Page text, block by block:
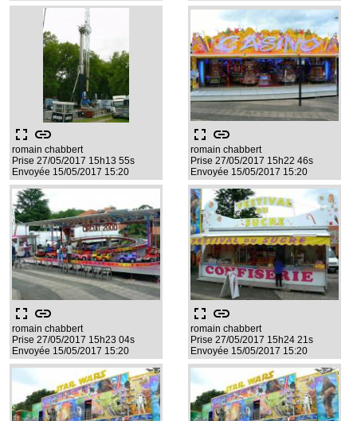
fullscreen link
romain chabbert
Prise 27/05/2017 15h13 55s
Envoyée 15/05/2017 15:20
fullscreen link
romain chabbert
Prise 27/05/2017 15h22 46s
Envoyée 15/05/2017 15:20
fullscreen link
romain chabbert
Prise 27/05/2017 15h23 04s
Envoyée 15/05/2017 15:20
fullscreen link
romain chabbert
Prise 27/05/2017 15h24 21s
Envoyée 15/05/2017 15:20